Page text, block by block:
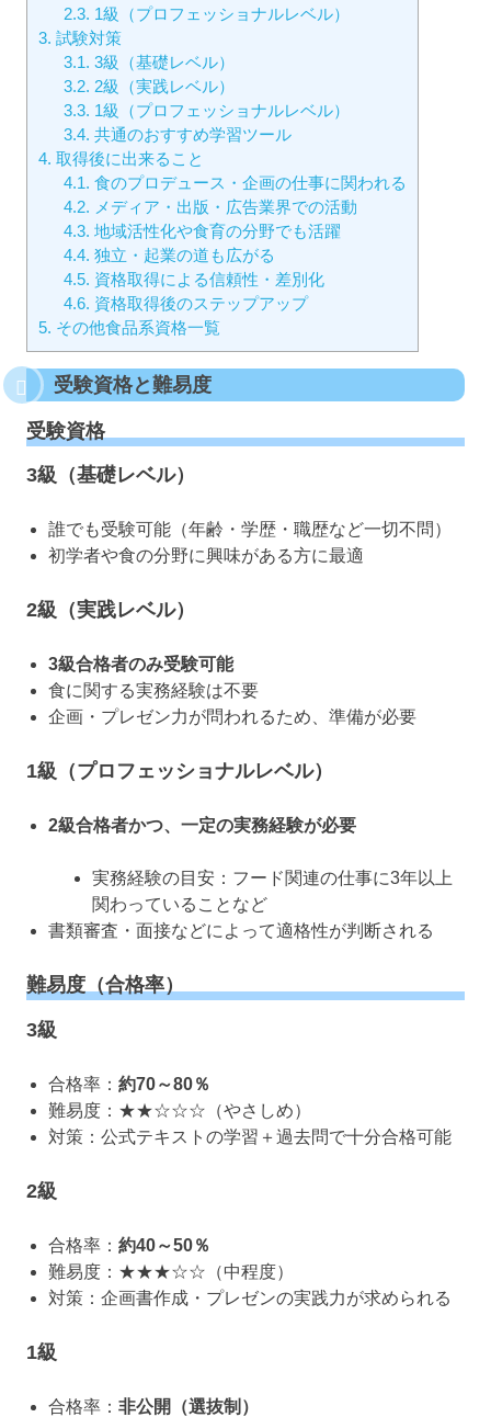
2.3. 1級（プロフェッショナルレベル）
3. 試験対策
3.1. 3級（基礎レベル）
3.2. 2級（実践レベル）
3.3. 1級（プロフェッショナルレベル）
3.4. 共通のおすすめ学習ツール
4. 取得後に出来ること
4.1. 食のプロデュース・企画の仕事に関われる
4.2. メディア・出版・広告業界での活動
4.3. 地域活性化や食育の分野でも活躍
4.4. 独立・起業の道も広がる
4.5. 資格取得による信頼性・差別化
4.6. 資格取得後のステップアップ
5. その他食品系資格一覧
受験資格と難易度
受験資格
3級（基礎レベル）
誰でも受験可能（年齢・学歴・職歴など一切不問）
初学者や食の分野に興味がある方に最適
2級（実践レベル）
3級合格者のみ受験可能
食に関する実務経験は不要
企画・プレゼン力が問われるため、準備が必要
1級（プロフェッショナルレベル）
2級合格者かつ、一定の実務経験が必要
実務経験の目安：フード関連の仕事に3年以上
関わっていることなど
書類審査・面接などによって適格性が判断される
難易度（合格率）
3級
合格率： 約70～80％
難易度：★★☆☆☆（やさしめ）
対策：公式テキストの学習＋過去問で十分合格可能
2級
合格率： 約40～50％
難易度：★★★☆☆（中程度）
対策：企画書作成・プレゼンの実践力が求められる
1級
合格率： 非公開（選抜制）